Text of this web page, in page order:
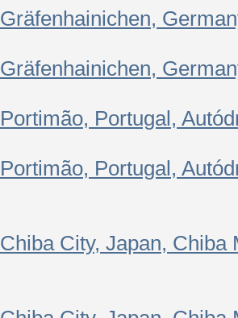
Gräfenhainichen,
Gräfenhainichen,
Portimão, Portugal,
Portimão, Portugal,
Chiba City, Japan,